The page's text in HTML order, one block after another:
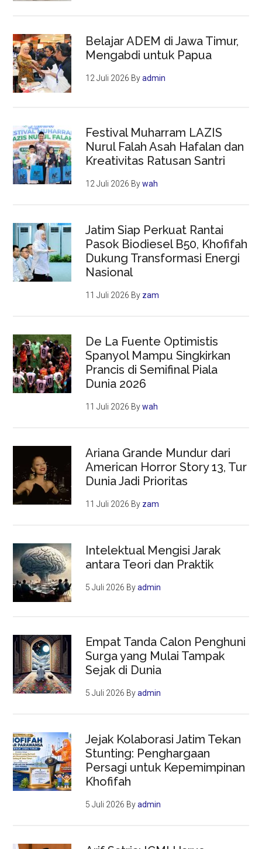
Belajar ADEM di Jawa Timur,
Mengabdi untuk Papua
12 Juli 2026 Byadmin
Festival Muharram LAZIS
Nurul Falah Asah Hafalan dan
Kreativitas Ratusan Santri
12 Juli 2026 Bywah
Jatim Siap Perkuat Rantai
Pasok Biodiesel B50, Khofifah
Dukung Transformasi Energi
Nasional
11 Juli 2026 By zam
De La Fuente Optimistis
Spanyol Mampu Singkirkan
Prancis di Semifinal Piala
Dunia 2026
11 Juli 2026 Bywah
Ariana Grande Mundur dari
American Horror Story 13, Tur
Dunia Jadi Prioritas
11 Juli 2026 By zam
Intelektual Mengisi Jarak
antara Teori dan Praktik
5 Juli 2026 Byadmin
Empat Tanda Calon Penghuni
Surga yang Mulai Tampak
Sejak di Dunia
5 Juli 2026 Byadmin
Jejak Kolaborasi Jatim Tekan
Stunting: Penghargaan
Persagi untuk Kepemimpinan
Khofifah
5 Juli 2026 Byadmin